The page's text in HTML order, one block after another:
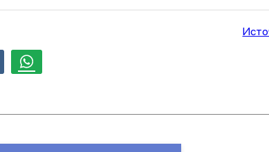
Whatsapp